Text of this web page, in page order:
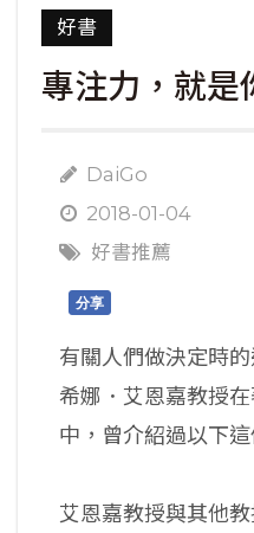
好書
專注力，就是
DaiGo
2018-01-04
好書推薦
分享
有關人們做決定時
希娜．艾恩嘉教授在
中，曾介紹過以下
艾恩嘉教授與其他